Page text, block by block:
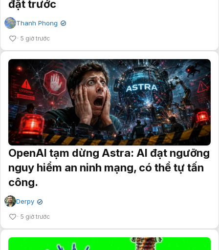
đặt trước
Thanh Phong ✔
5 giờ trước
OpenAI tạm dừng Astra: AI đạt ngưỡng
nguy hiểm an ninh mạng, có thể tự tấn
công.
Derpy ✔
5 giờ trước